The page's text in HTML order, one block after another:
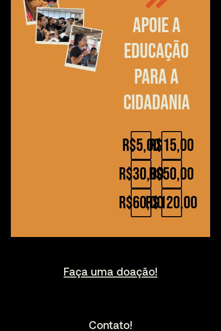
Apoie a
educação
para a
cidadania
R$5,00
R$30,00
R$60,00
R$15,00
R$50,00
R$120,00
Faça uma doação!
Contato!